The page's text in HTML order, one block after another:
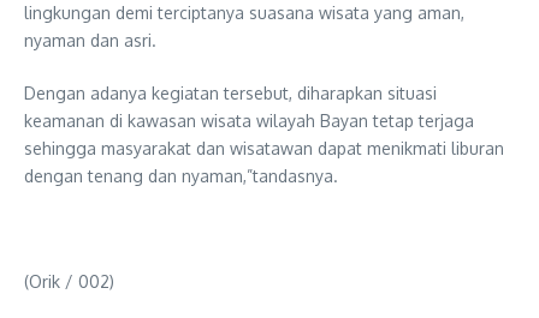
lingkungan demi terciptanya suasana wisata yang aman,
nyaman dan asri.
Dengan adanya kegiatan tersebut, diharapkan situasi
keamanan di kawasan wisata wilayah Bayan tetap terjaga
sehingga masyarakat dan wisatawan dapat menikmati liburan
dengan tenang dan nyaman,”tandasnya.
(Orik / 002)